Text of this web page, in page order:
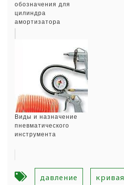
обозначения для
цилиндра
амортизатора
Виды и назначение
пневматического
инструмента
давление кривая